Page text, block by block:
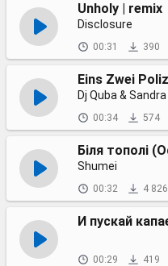
Unholy | remix
Disclosure
00:31 390
Eins Zwei
Dj Quba & Sandra
00:34 574
Біля тополі
Shumei
00:32 4 826
И пускай
00:29 419